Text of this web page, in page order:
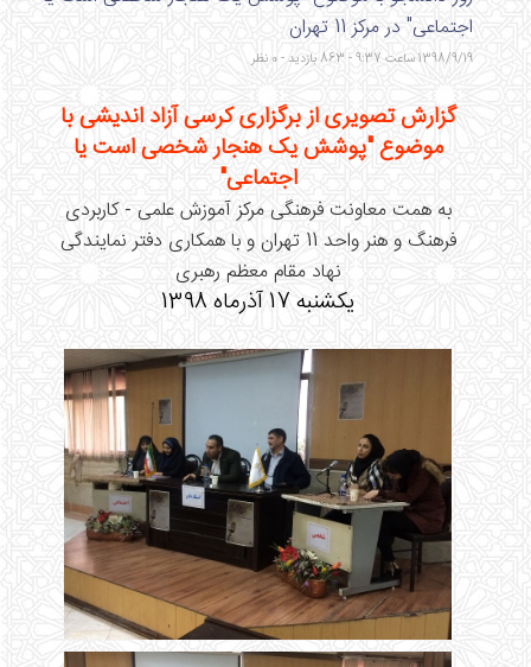
اجتماعی" در مرکز 11 تهران
1398/9/19 ساعت 9:37 - 863 بازدید - 0 نظر
گزارش تصویری از برگزاری کرسی آزاد اندیشی با
موضوع "پوشش یک هنجار شخصی است یا
اجتماعی"
به همت معاونت فرهنگی مرکز آموزش علمی - کاربردی
فرهنگ و هنر واحد 11 تهران و با همکاری دفتر نمایندگی
نهاد مقام معظم رهبری
یکشنبه 17 آذرماه 1398